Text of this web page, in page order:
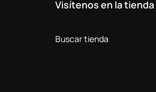
Visítenos en la tienda
Buscar tienda